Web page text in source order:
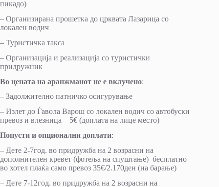
пикадо)
– Организирана прошетка до црквата Лазарица со
локален водич
– Туристичка такса
– Организација и реализација со туристички
придружник
Во цената на аранжманот не е вклучено:
– Задолжително патничко осигурување
– Излет до Ѓавола Варош со локален водич со автобуски
превоз и влезница – 5€ (доплата на лице место)
Попусти и опционални доплати:
– Дете 2-7год. во придружба на 2 возрасни на
дополнителен кревет (фотеља на спуштање) бесплатно
во хотел плаќа само превоз 35€/2.170ден (на барање)
– Дете 7-12год. во придружба на 2 возрасни на